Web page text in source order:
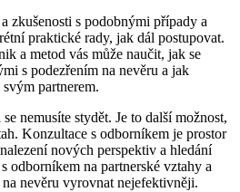
zkušenosti s podobnými případy a
praktické rady, jak dál postupovat.
a metod vás může naučit, jak se
s podezřením na nevěru a jak
partnerem.
nemusíte stydět. Je to další možnost,
Konzultace s odborníkem je prostor
nových perspektiv a hledání
odborníkem na partnerské vztahy a
nevěru vyrovnat nejefektivněji.